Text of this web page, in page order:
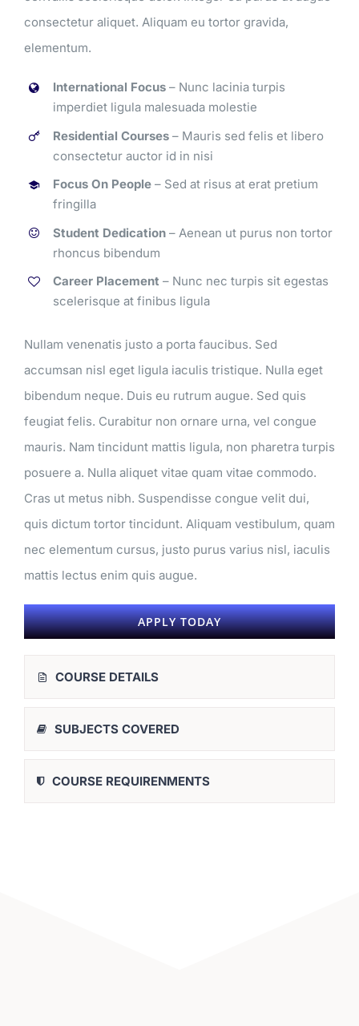
consectetur aliquet. Aliquam eu tortor gravida,
elementum.
International Focus – Nunc lacinia turpis
imperdiet ligula malesuada molestie
Residential Courses – Mauris sed felis et libero
consectetur auctor id in nisi
Focus On People – Sed at risus at erat pretium
fringilla
Student Dedication – Aenean ut purus non tortor
rhoncus bibendum
Career Placement – Nunc nec turpis sit egestas
scelerisque at finibus ligula
Nullam venenatis justo a porta faucibus. Sed
accumsan nisl eget ligula iaculis tristique. Nulla eget
bibendum neque. Duis eu rutrum augue. Sed quis
feugiat felis. Curabitur non ornare urna, vel congue
mauris. Nam tincidunt mattis ligula, non pharetra turpis
posuere a. Nulla aliquet vitae quam vitae commodo.
Cras ut metus nibh. Suspendisse congue velit dui,
quis dictum tortor tincidunt. Aliquam vestibulum, quam
nec elementum cursus, justo purus varius nisl, iaculis
mattis lectus enim quis augue.
APPLY TODAY
COURSE DETAILS
SUBJECTS COVERED
COURSE REQUIRENMENTS